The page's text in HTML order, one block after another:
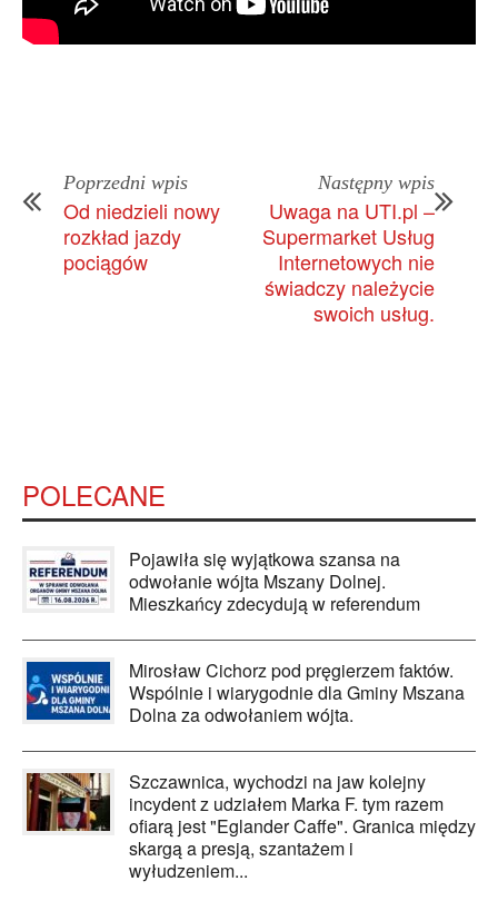
Poprzedni wpis
Od niedzieli nowy
rozkład jazdy
pociągów
Następny wpis
Uwaga na UTI.pl –
Supermarket Usług
Internetowych nie
świadczy należycie
swoich usług.
POLECANE
Pojawiła się wyjątkowa szansa na
odwołanie wójta Mszany Dolnej.
Mieszkańcy zdecydują w referendum
Mirosław Cichorz pod pręgierzem faktów.
Wspólnie i wiarygodnie dla Gminy Mszana
Dolna za odwołaniem wójta.
Szczawnica, wychodzi na jaw kolejny
incydent z udziałem Marka F. tym razem
ofiarą jest "Eglander Caffe". Granica między
skargą a presją, szantażem i
wyłudzeniem...